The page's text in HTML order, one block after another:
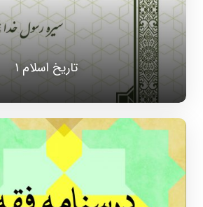
تاریخ اسلام ۱